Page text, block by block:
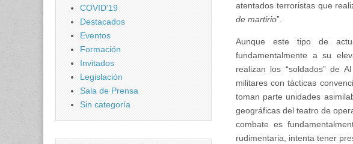
atentados terroristas que
de martirio”.
Aunque este tipo de
fundamentalmente a su
realizan los “soldados” de
militares con tácticas
toman parte unidades
geográficas del teatro de
combate es
rudimentaria, intenta tener
COVID'19
Destacados
Eventos
Formación
Invitados
Legislación
Sala de Prensa
Sin categoría